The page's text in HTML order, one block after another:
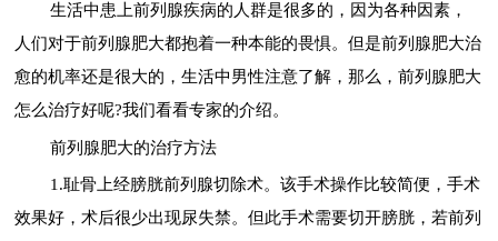
生活中患上前列腺疾病的人群是很多的，因为各种因素，
人们对于前列腺肥大都抱着一种本能的畏惧。但是前列腺肥大治
愈的机率还是很大的，生活中男性注意了解，那么，前列腺肥大
怎么治疗好呢?我们看看专家的介绍。
前列腺肥大的治疗方法
1.耻骨上经膀胱前列腺切除术。该手术操作比较简便，手术
效果好，术后很少出现尿失禁。但此手术需要切开膀胱，若前列